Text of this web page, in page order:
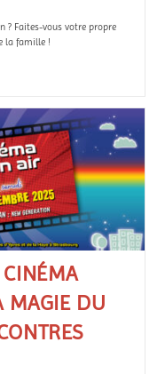
? Faites-vous votre propre
la famille !
MAGIE DU